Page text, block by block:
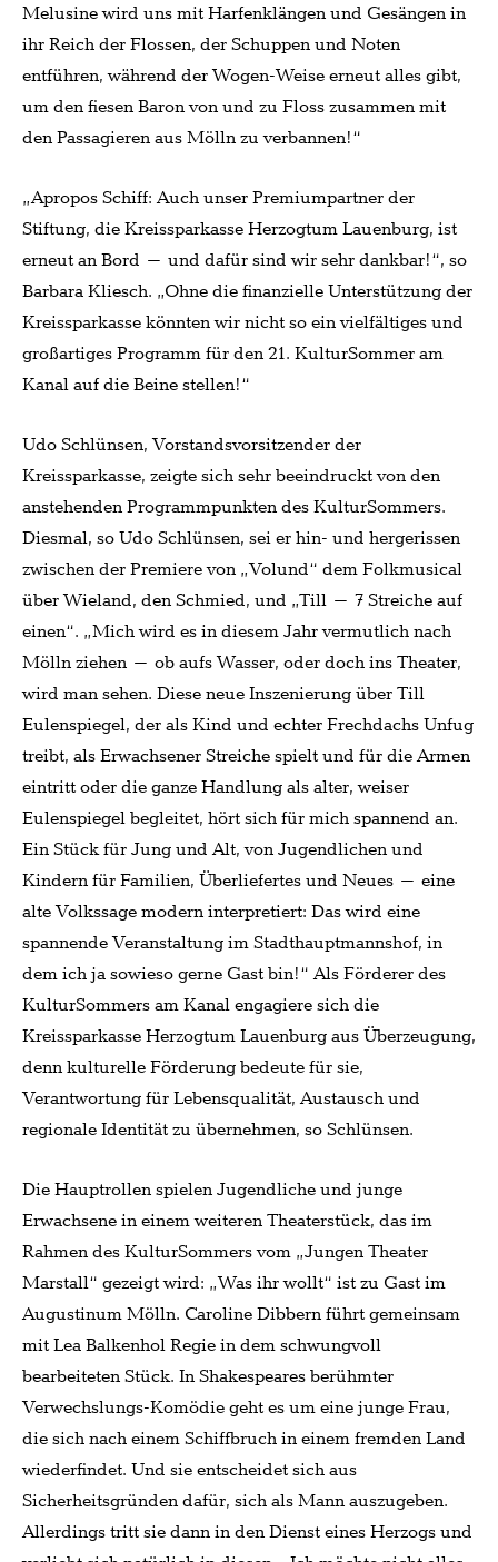
Melusine wird uns mit Harfenklängen und Gesängen in
ihr Reich der Flossen, der Schuppen und Noten
entführen, während der Wogen-Weise erneut alles gibt,
um den fiesen Baron von und zu Floss zusammen mit
den Passagieren aus Mölln zu verbannen!“
„Apropos Schiff: Auch unser Premiumpartner der
Stiftung, die Kreissparkasse Herzogtum Lauenburg, ist
erneut an Bord – und dafür sind wir sehr dankbar!“, so
Barbara Kliesch. „Ohne die finanzielle Unterstützung der
Kreissparkasse könnten wir nicht so ein vielfältiges und
großartiges Programm für den 21. KulturSommer am
Kanal auf die Beine stellen!“
Udo Schlünsen, Vorstandsvorsitzender der
Kreissparkasse, zeigte sich sehr beeindruckt von den
anstehenden Programmpunkten des KulturSommers.
Diesmal, so Udo Schlünsen, sei er hin- und hergerissen
zwischen der Premiere von „Volund“ dem Folkmusical
über Wieland, den Schmied, und „Till – 7 Streiche auf
einen“. „Mich wird es in diesem Jahr vermutlich nach
Mölln ziehen – ob aufs Wasser, oder doch ins Theater,
wird man sehen. Diese neue Inszenierung über Till
Eulenspiegel, der als Kind und echter Frechdachs Unfug
treibt, als Erwachsener Streiche spielt und für die Armen
eintritt oder die ganze Handlung als alter, weiser
Eulenspiegel begleitet, hört sich für mich spannend an.
Ein Stück für Jung und Alt, von Jugendlichen und
Kindern für Familien, Überliefertes und Neues – eine
alte Volkssage modern interpretiert: Das wird eine
spannende Veranstaltung im Stadthauptmannshof, in
dem ich ja sowieso gerne Gast bin!“ Als Förderer des
KulturSommers am Kanal engagiere sich die
Kreissparkasse Herzogtum Lauenburg aus Überzeugung,
denn kulturelle Förderung bedeute für sie,
Verantwortung für Lebensqualität, Austausch und
regionale Identität zu übernehmen, so Schlünsen.
Die Hauptrollen spielen Jugendliche und junge
Erwachsene in einem weiteren Theaterstück, das im
Rahmen des KulturSommers vom „Jungen Theater
Marstall“ gezeigt wird: „Was ihr wollt“ ist zu Gast im
Augustinum Mölln. Caroline Dibbern führt gemeinsam
mit Lea Balkenhol Regie in dem schwungvoll
bearbeiteten Stück. In Shakespeares berühmter
Verwechslungs-Komödie geht es um eine junge Frau,
die sich nach einem Schiffbruch in einem fremden Land
wiederfindet. Und sie entscheidet sich aus
Sicherheitsgründen dafür, sich als Mann auszugeben.
Allerdings tritt sie dann in den Dienst eines Herzogs und